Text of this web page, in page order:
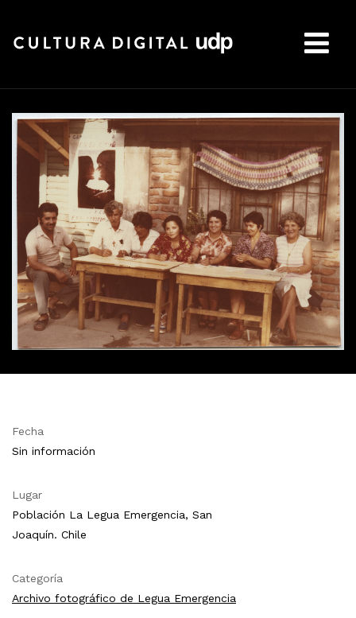
Fecha
Sin información
Lugar
Población La Legua Emergencia, San
Joaquín. Chile
Categoría
Archivo fotográfico de Legua Emergencia